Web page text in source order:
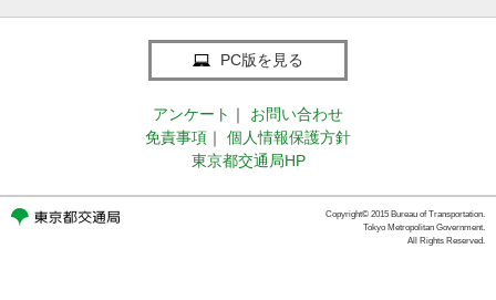
PC版を見る
アンケート ｜
お問い合わせ
免責事項 ｜
個人情報保護方針
東京都交通局HP
Copyright© 2015 Bureau of Transportation.
Tokyo Metropolitan Government.
All Rights Reserved.